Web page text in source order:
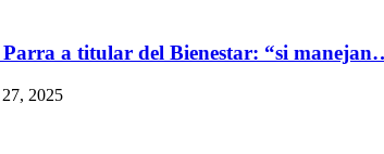
Parra a titular del Bienestar: “si
2025